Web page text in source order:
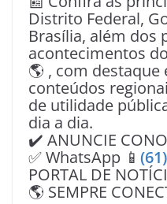
Distrito Federal,
Brasília, além dos
acontecimentos
🌎 , com destaque
conteúdos
de utilidade
dia a dia.
✔️ ANUNCIE
✅ WhatsApp 📱
PORTAL DE
🌎 SEMPRE